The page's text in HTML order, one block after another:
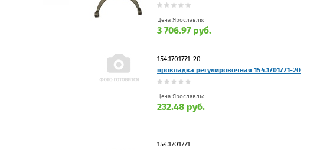
Цена Ярославль:
3 706.97 руб.
154.1701771-20
прокладка регулировочная 154.1701771-20
Цена Ярославль:
232.48 руб.
154.1701771